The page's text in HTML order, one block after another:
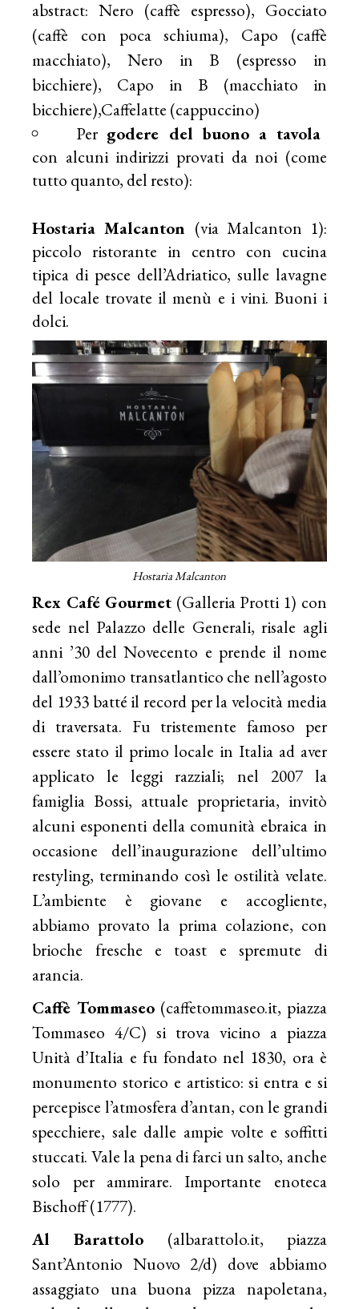
abstract:Nero (caffè espresso), Gocciato
(caffè con poca schiuma), Capo (caffè
macchiato), Nero in B (espresso in
bicchiere), Capo in B (macchiato in
bicchiere),Caffelatte (cappuccino)
Per godere del buono a tavola
con alcuni indirizzi provati da noi (come
tutto quanto, del resto):
Hostaria Malcanton (via Malcanton 1):
piccolo ristorante in centro con cucina
tipica di pesce dell’Adriatico, sulle lavagne
del locale trovate il menù e i vini. Buoni i
dolci.
Hostaria Malcanton
Rex Café Gourmet (Galleria Protti 1) con
sede nel Palazzo delle Generali, risale agli
anni ’30 del Novecento e prende il nome
dall’omonimo transatlantico che nell’agosto
del 1933 batté il record per la velocità media
di traversata. Fu tristemente famoso per
essere stato il primo locale in Italia ad aver
applicato le leggi razziali; nel 2007 la
famiglia Bossi, attuale proprietaria, invitò
alcuni esponenti della comunità ebraica in
occasione dell’inaugurazione dell’ultimo
restyling, terminando così le ostilità velate.
L’ambiente è giovane e accogliente,
abbiamo provato la prima colazione, con
brioche fresche e toast e spremute di
arancia.
Caffè Tommaseo (caffetommaseo.it, piazza
Tommaseo 4/C) si trova vicino a piazza
Unità d’Italia e fu fondato nel 1830, ora è
monumento storico e artistico: si entra e si
percepisce l’atmosfera d’antan, con le grandi
specchiere, sale dalle ampie volte e soffitti
stuccati. Vale la pena di farci un salto, anche
solo per ammirare. Importante enoteca
Bischoff (1777).
Al Barattolo
(albarattolo.it, piazza
Sant’Antonio Nuovo 2/d) dove abbiamo
assaggiato una buona pizza napoletana,